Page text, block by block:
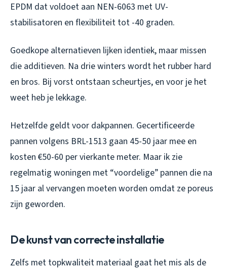
EPDM dat voldoet aan NEN-6063 met UV-
stabilisatoren en flexibiliteit tot -40 graden.
Goedkope alternatieven lijken identiek, maar missen
die additieven. Na drie winters wordt het rubber hard
en bros. Bij vorst ontstaan scheurtjes, en voor je het
weet heb je lekkage.
Hetzelfde geldt voor dakpannen. Gecertificeerde
pannen volgens BRL-1513 gaan 45-50 jaar mee en
kosten €50-60 per vierkante meter. Maar ik zie
regelmatig woningen met “voordelige” pannen die na
15 jaar al vervangen moeten worden omdat ze poreus
zijn geworden.
De kunst van correcte installatie
Zelfs met topkwaliteit materiaal gaat het mis als de